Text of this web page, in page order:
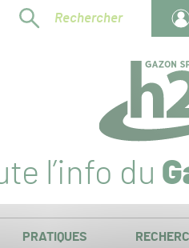
Rechercher
l’info du
PRATIQUES